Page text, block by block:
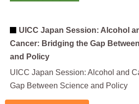
UICC Japan Session: Alcohol
Cancer: Bridging the Gap
and Policy
UICC Japan Session: Alcohol and
Gap Between Science and Policy